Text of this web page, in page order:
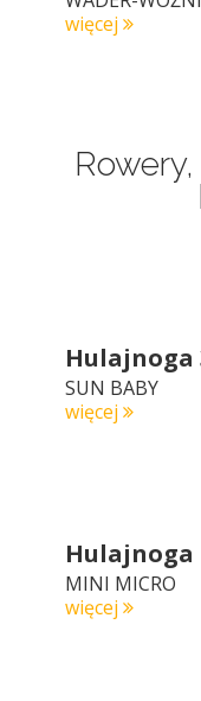
więcej
Hulajnoga
SUN BABY
więcej
Hulajnoga
MINI MICRO
więcej